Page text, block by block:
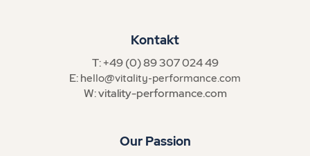
Kontakt
T: +49 (0) 89 307 024 49
E: hello@vitality-performance.com
W: vitality-performance.com
Our Passion